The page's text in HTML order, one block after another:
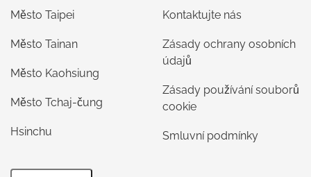
Město Taipei
Město Tainan
Město Kaohsiung
Město Tchaj-čung
Hsinchu
Kontaktujte nás
Zásady ochrany osobních
údajů
Zásady používání souborů
cookie
Smluvní podmínky